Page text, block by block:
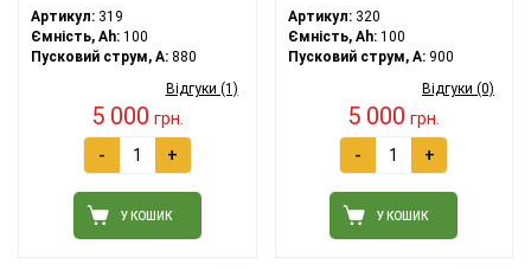
Артикул: 319
Ємність, Ah: 100
Пусковий струм, A: 880
Відгуки (1)
5 000 грн.
- +
У КОШИК
Артикул:320
Ємність, Ah:100
Пусковий струм, A:900
Відгуки (0)
5 000 грн.
- +
У КОШИК